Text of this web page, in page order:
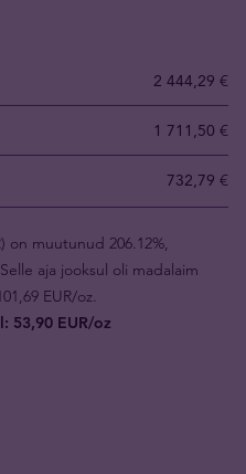
2 444,29 €
1 711,50 €
732,79 €
on muutunud 206.12%,
aja jooksul oli madalaim
EUR/oz.
53,90 EUR/oz